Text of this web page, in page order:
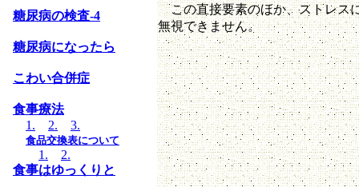
この直接要素のほか、ストレス
無視できません。
糖尿病の検査-4
糖尿病になったら
こわい合併症
食事療法
1.
2. 3.
食品交換表について
1.
2.
食事はゆっくりと